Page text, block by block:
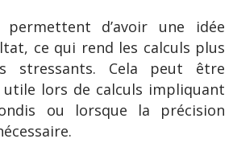
permettent d’avoir une idée
ce qui rend les calculs plus
stressants. Cela peut être
lors de calculs impliquant
ou lorsque la précision